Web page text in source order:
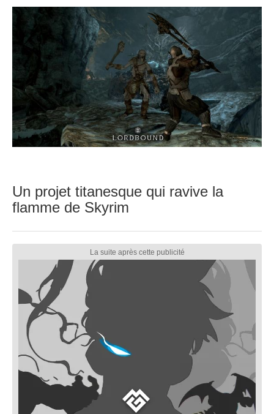
Un projet titanesque qui ravive la
flamme de Skyrim